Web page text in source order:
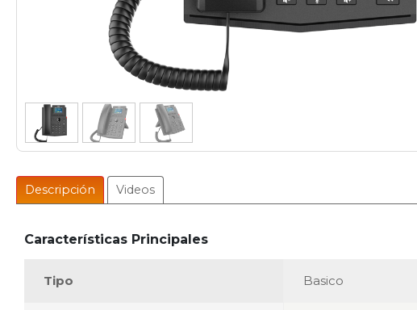
Descripción Videos
Características Principales
Tipo Basico